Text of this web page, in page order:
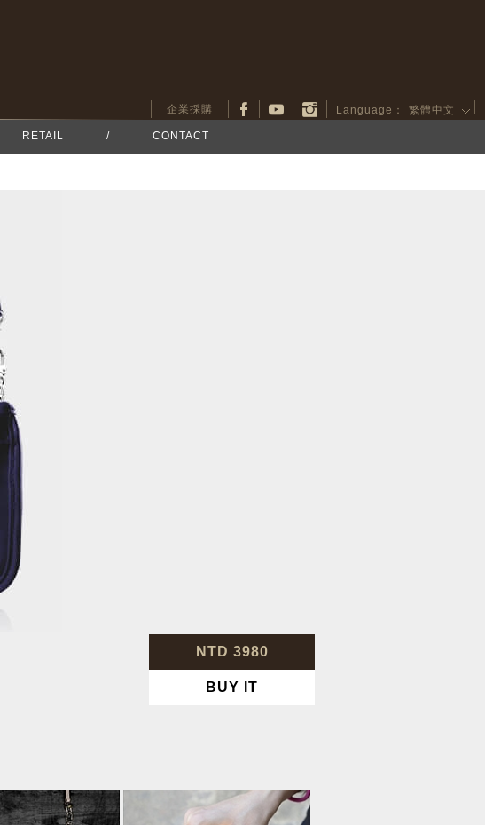
企業採購 Language： 繁體中文
RETAIL / CONTACT
NTD 3980
BUY IT